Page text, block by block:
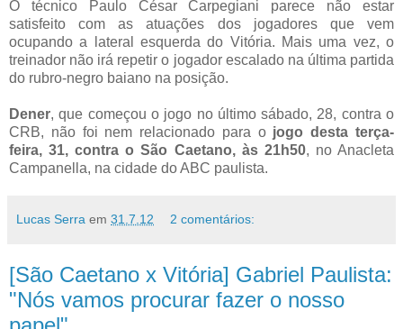
O técnico Paulo César Carpegiani parece não estar
satisfeito com as atuações dos jogadores que vem
ocupando a lateral esquerda do Vitória. Mais uma vez, o
treinador não irá repetir o jogador escalado na última partida
do rubro-negro baiano na posição.
Dener, que começou o jogo no último sábado, 28, contra o
CRB, não foi nem relacionado para o jogo desta terça-
feira, 31, contra o São Caetano, às 21h50, no Anacleta
Campanella, na cidade do ABC paulista.
Lucas Serra em 31.7.12 2 comentários:
[São Caetano x Vitória] Gabriel Paulista:
"Nós vamos procurar fazer o nosso